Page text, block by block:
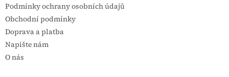
Podmínky ochrany osobních údajů
Obchodní podmínky
Doprava a platba
Napište nám
O nás